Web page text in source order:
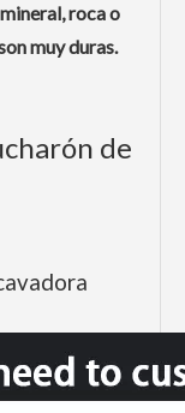
roca o
muy duras.
de